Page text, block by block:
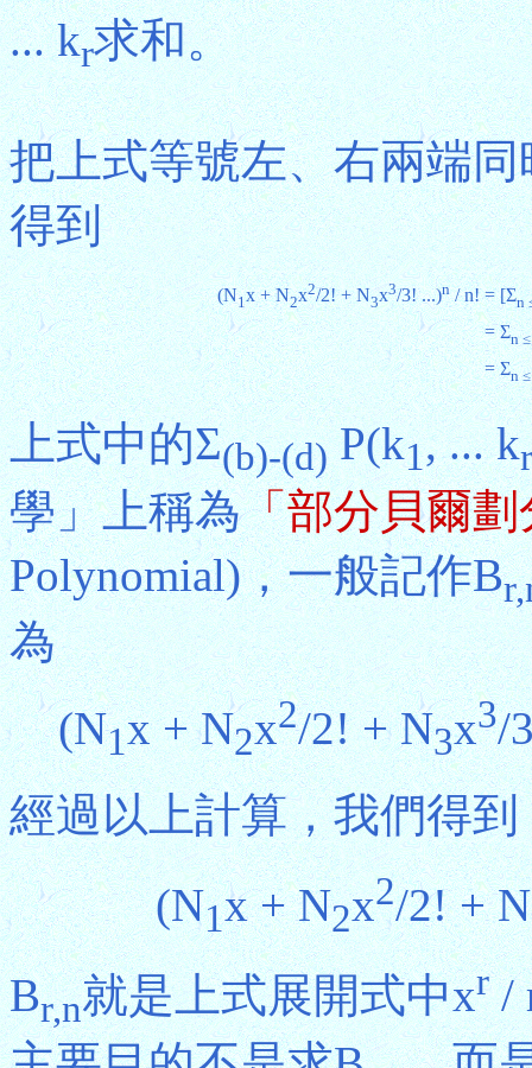
... kr求和。
把上式等號左、右兩端
得到
(N1x + N2x2/2! + N3x3/3! ...)n/ n! = [Σn
= Σn
= Σn
上式中的Σ(b)-(d)P(k1, ... kr
學」上稱為「部分貝爾
Polynomial)，一般記作B
為
(N1x + N2x2/2! + N3x3/
經過以上計算，我們得到
(N1x + N2x2/2! + N
Br,n就是上式展開式中xr/